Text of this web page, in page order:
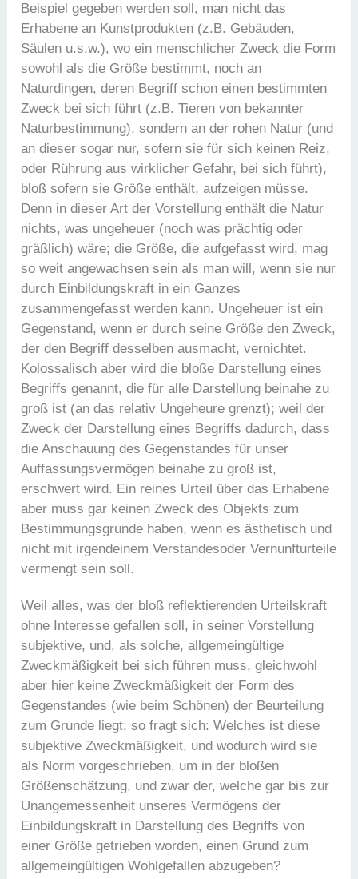
Beispiel gegeben werden soll, man nicht das
Erhabene an Kunstprodukten (z.B. Gebäuden,
Säulen u.s.w.), wo ein menschlicher Zweck die Form
sowohl als die Größe bestimmt, noch an
Naturdingen, deren Begriff schon einen bestimmten
Zweck bei sich führt (z.B. Tieren von bekannter
Naturbestimmung), sondern an der rohen Natur (und
an dieser sogar nur, sofern sie für sich keinen Reiz,
oder Rührung aus wirklicher Gefahr, bei sich führt),
bloß sofern sie Größe enthält, aufzeigen müsse.
Denn in dieser Art der Vorstellung enthält die Natur
nichts, was ungeheuer (noch was prächtig oder
gräßlich) wäre; die Größe, die aufgefasst wird, mag
so weit angewachsen sein als man will, wenn sie nur
durch Einbildungskraft in ein Ganzes
zusammengefasst werden kann. Ungeheuer ist ein
Gegenstand, wenn er durch seine Größe den Zweck,
der den Begriff desselben ausmacht, vernichtet.
Kolossalisch aber wird die bloße Darstellung eines
Begriffs genannt, die für alle Darstellung beinahe zu
groß ist (an das relativ Ungeheure grenzt); weil der
Zweck der Darstellung eines Begriffs dadurch, dass
die Anschauung des Gegenstandes für unser
Auffassungsvermögen beinahe zu groß ist,
erschwert wird. Ein reines Urteil über das Erhabene
aber muss gar keinen Zweck des Objekts zum
Bestimmungsgrunde haben, wenn es ästhetisch und
nicht mit irgendeinem Verstandesoder Vernunfturteile
vermengt sein soll.
Weil alles, was der bloß reflektierenden Urteilskraft
ohne Interesse gefallen soll, in seiner Vorstellung
subjektive, und, als solche, allgemeingültige
Zweckmäßigkeit bei sich führen muss, gleichwohl
aber hier keine Zweckmäßigkeit der Form des
Gegenstandes (wie beim Schönen) der Beurteilung
zum Grunde liegt; so fragt sich: Welches ist diese
subjektive Zweckmäßigkeit, und wodurch wird sie
als Norm vorgeschrieben, um in der bloßen
Größenschätzung, und zwar der, welche gar bis zur
Unangemessenheit unseres Vermögens der
Einbildungskraft in Darstellung des Begriffs von
einer Größe getrieben worden, einen Grund zum
allgemeingültigen Wohlgefallen abzugeben?